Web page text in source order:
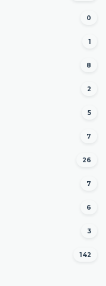
0
1
8
2
5
7
26
7
6
3
142